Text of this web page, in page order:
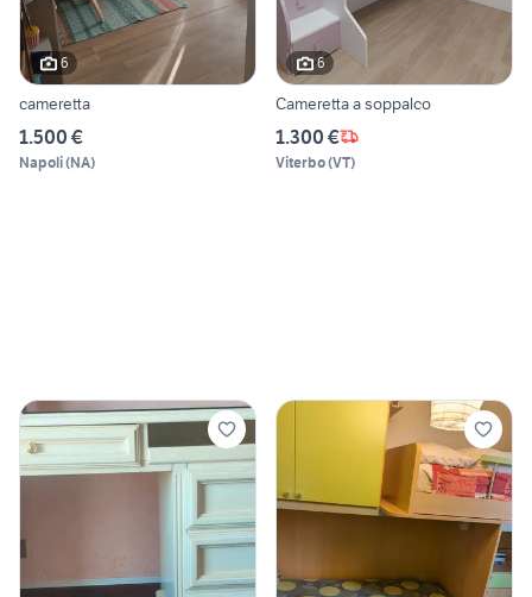
6
cameretta
1.500 €
Napoli(NA)
6
Cameretta a soppalco
1.300 €
Viterbo(VT)